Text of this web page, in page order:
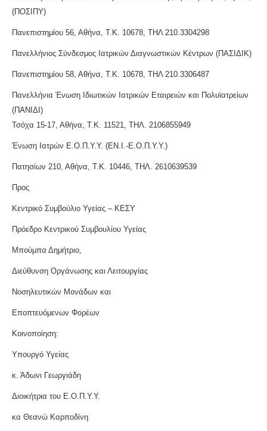
(ΠΟΣΙΠΥ)
Πανεπιστημίου 56, Αθήνα, Τ.Κ. 10678, ΤΗΛ 210.3304298
Πανελλήνιος Σύνδεσμος Ιατρικών Διαγνωστικών Κέντρων (ΠΑΣΙΔΙΚ)
Πανεπιστημίου 58, Αθήνα, Τ.Κ. 10678, ΤΗΛ 210.3306487
Πανελλήνια Ένωση Ιδιωτικών Ιατρικών Εταιρειών και Πολυϊατρείων
(ΠΑΝΙΔΙ)
Τσόχα 15-17, Αθήνα, Τ.Κ. 11521, ΤΗΛ. 2106855949
Ένωση Ιατρών Ε.Ο.Π.Υ.Υ. (ΕΝ.Ι.-Ε.Ο.Π.Υ.Υ.)
Πατησίων 210, Αθήνα, Τ.Κ. 10446, ΤΗΛ. 2610639539
Προς
Κεντρικό Συμβούλιο Υγείας – ΚΕΣΥ
Πρόεδρο Κεντρικού Συμβουλίου Υγείας
Μπούμπα Δημήτριο,
Διεύθυνση Οργάνωσης και Λειτουργίας
Νοσηλευτικών Μονάδων και
Εποπτευόμενων Φορέων
Κοινοποίηση:
Υπουργό Υγείας
κ. Άδωνι Γεωργιάδη
Διοικήτρια του Ε.Ο.Π.Υ.Υ.
κα Θεανώ Καρποδίνη